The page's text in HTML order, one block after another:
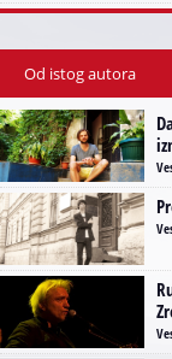
Od istog autora